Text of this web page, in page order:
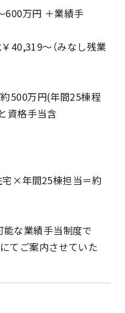
600万円 ＋業績手
40,319～（みなし残業
約500万円(年間25棟程
資格手当含
宅×年間25棟担当＝約
な業績手当制度で
てご案内させていた